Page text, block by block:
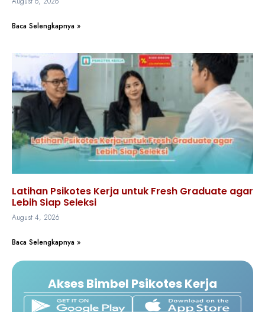
Baca Selengkapnya »
Latihan Psikotes Kerja untuk Fresh Graduate agar
Lebih Siap Seleksi
August 4, 2026
Baca Selengkapnya »
Akses Bimbel Psikotes Kerja